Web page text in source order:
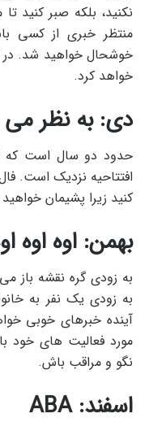
نکنید، بلکه صبر کنید
منتظر خبری از کسی
خوشحال خواهید شد. در
خواهد کرد.
دی: به نظر
حدود دو سال است که
افتتاحیه نزدیک است.
کنید زیرا پشیمان
بهمن: اوه اوه
به زودی گره نقشه باز
به زودی یک نفر به
آینده خبرهای خوبی
مورد فعالیت های خود
نگو و مراقب باش.
اسفند: ABA